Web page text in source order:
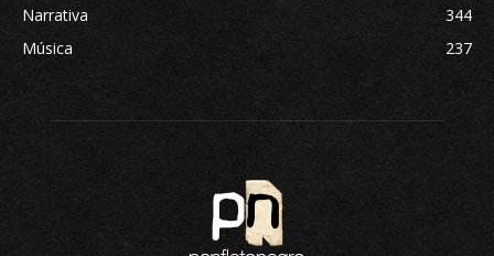
Narrativa
344
Música
237